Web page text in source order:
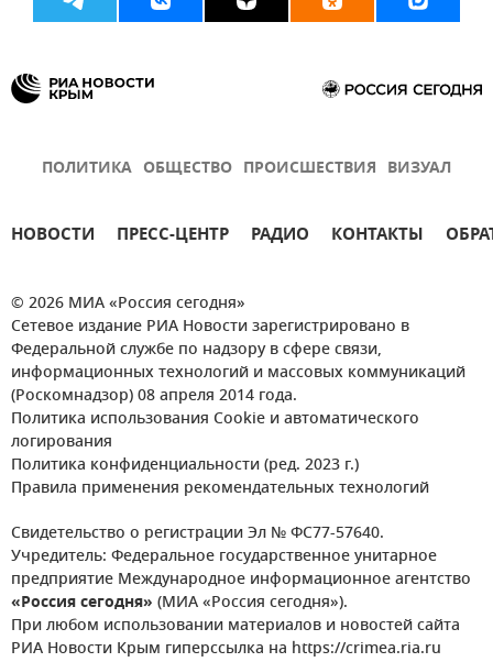
ПОЛИТИКА ОБЩЕСТВО ПРОИСШЕСТВИЯ ВИЗУАЛ
НОВОСТИ ПРЕСС-ЦЕНТР РАДИО КОНТАКТЫ
© 2026 МИА «Россия сегодня»
Сетевое издание РИА Новости зарегистрировано в
Федеральной службе по надзору в сфере связи,
информационных технологий и массовых коммуникаций
(Роскомнадзор) 08 апреля 2014 года.
Политика использования Cookie и автоматического
логирования
Политика конфиденциальности (ред. 2023 г.)
Правила применения рекомендательных технологий
Свидетельство о регистрации Эл № ФС77-57640.
Учредитель: Федеральное государственное унитарное
предприятие Международное информационное агентство
«Россия сегодня» (МИА «Россия сегодня»).
При любом использовании материалов и новостей сайта
РИА Новости Крым гиперссылка на https://crimea.ria.ru